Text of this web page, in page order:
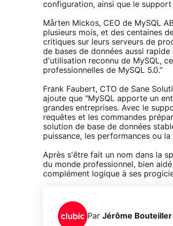
configuration, ainsi que le
Mårten Mickos, CEO de MySQL
plusieurs mois, et des centaines
critiques sur leurs serveurs de
de bases de données aussi
d'utilisation reconnu de MySQL,
professionnelles de MySQL 5.0.”
Frank Faubert, CTO de Sane
ajoute que "MySQL apporte un
grandes entreprises. Avec le
requêtes et les commandes
solution de base de données
puissance, les performances ou
Après s'être fait un nom dans la
du monde professionnel, bien
complément logique à ses
Par Jérôme Bouteiller